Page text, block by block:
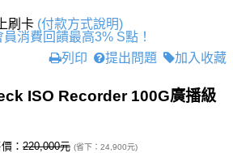
刷卡 (付款方式說明)
消費回饋最高3% S點！
列印
提出問題 加入收藏
ISO Recorder 100G廣播級
： 220,000元 (省下：24,900元)